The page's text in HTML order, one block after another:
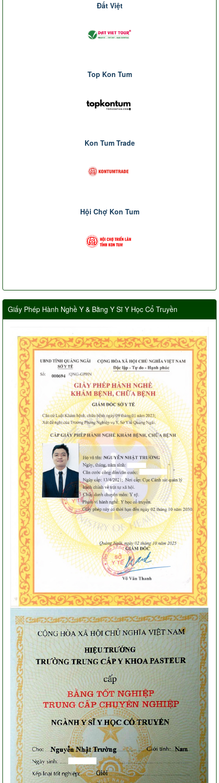
Đất Việt
Top Kon Tum
Kon Tum Trade
Hội Chợ Kon Tum
Giấy Phép Hành Nghề Y & Bằng Y Sĩ Y Học Cổ Truyền